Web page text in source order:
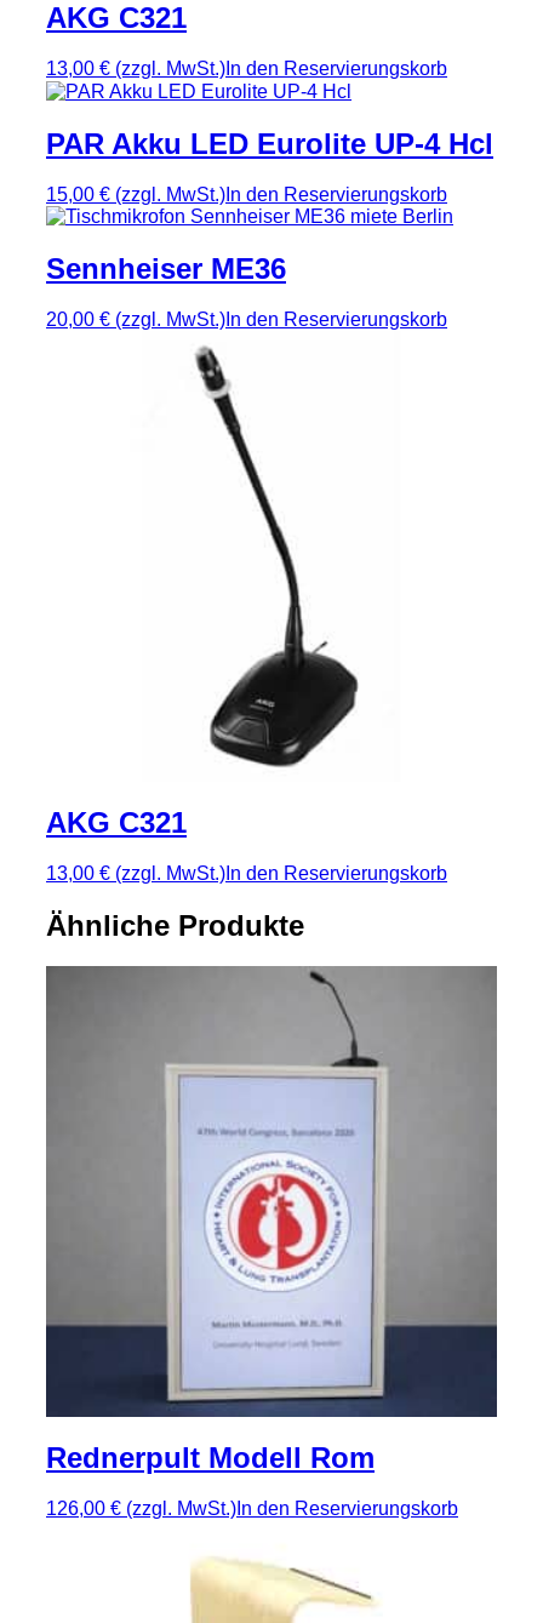
AKG C321
13,00 € (zzgl. MwSt.) In den Reservierungskorb
PAR Akku LED Eurolite UP-4 Hcl
15,00 € (zzgl. MwSt.) In den Reservierungskorb
Sennheiser ME36
20,00 € (zzgl. MwSt.) In den Reservierungskorb
AKG C321
13,00 € (zzgl. MwSt.) In den Reservierungskorb
Ähnliche Produkte
Rednerpult Modell Rom
126,00 € (zzgl. MwSt.) In den Reservierungskorb